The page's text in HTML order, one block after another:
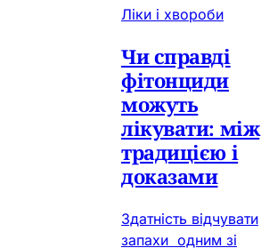
Ліки і хвороби
Чи справді
фітонциди
можуть
лікувати: між
традицією і
доказами
Здатність відчувати
запахи одним зі